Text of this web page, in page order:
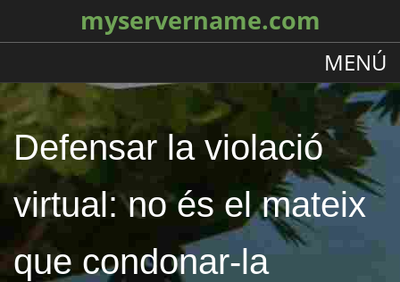
myservername.com
MENÚ
Defensar la violació
virtual: no és el mateix
que condonar-la